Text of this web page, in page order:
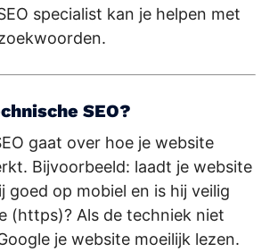
specialist kan je helpen met
SEO?
gaat over hoe je website
Bijvoorbeeld: laadt je website
goed op mobiel en is hij veilig
(https)? Als de techniek niet
je website moeilijk lezen.